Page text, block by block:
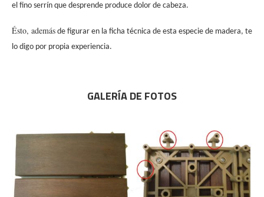
el fino serrín que desprende produce dolor de cabeza.
Ésto, además de figurar en la ficha técnica de esta especie de madera, te
lo digo por propia experiencia.
GALERÍA DE FOTOS